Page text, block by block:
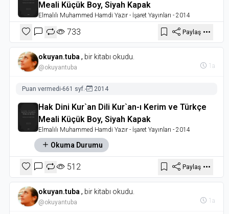
Meali Küçük Boy, Siyah Kapak
Elmalılı Muhammed Hamdi Yazır - İşaret Yayınları - 2014
733 Paylaş
okuyan.tuba , bir kitabı okudu.
@okuyantuba 1a
Puan vermedi-661 syf.- 2014
Hak Dini Kur`an Dili Kur`an-ı Kerim ve Türkçe
Meali Küçük Boy, Siyah Kapak
Elmalılı Muhammed Hamdi Yazır - İşaret Yayınları - 2014
Okuma Durumu
512 Paylaş
okuyan.tuba , bir kitabı okudu.
@okuyantuba 1a